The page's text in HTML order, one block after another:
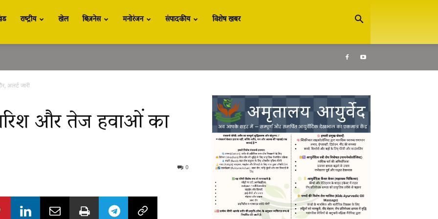
राष्ट्रीय खेल बिज़नेस मनोरंजन संपादकीय विशेष खबर
अलर्ट जारी
और तेज हवाओं का
0